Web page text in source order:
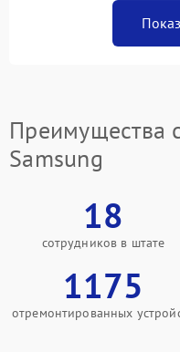
Преимущества
Samsung
18
сотрудников в штате
1175
отремонтированных